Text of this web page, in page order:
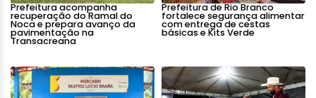
Prefeitura acompanha
recuperação do Ramal do
Noca e prepara avanço da
pavimentação na
Transacreana
Prefeitura de Rio Branco
fortalece segurança alimentar
com entrega de cestas
básicas e Kits Verde